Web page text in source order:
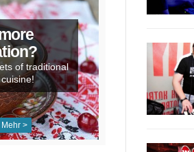
of traditional
Mehr >